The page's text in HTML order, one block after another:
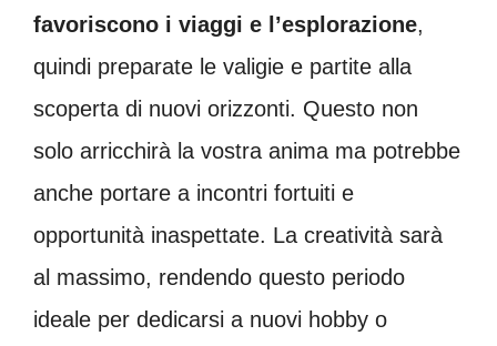
favoriscono i viaggi e l’esplorazione,
quindi preparate le valigie e partite alla
scoperta di nuovi orizzonti. Questo non
solo arricchirà la vostra anima ma potrebbe
anche portare a incontri fortuiti e
opportunità inaspettate. La creatività sarà
al massimo, rendendo questo periodo
ideale per dedicarsi a nuovi hobby o